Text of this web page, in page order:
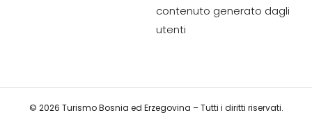
contenuto generato dagli
utenti
© 2026 Turismo Bosnia ed Erzegovina – Tutti i diritti riservati.